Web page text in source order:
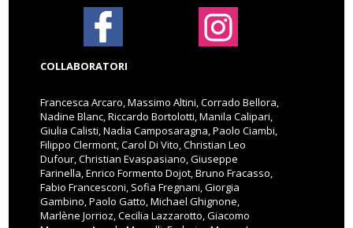
COLLABORATORI
Francesca Arcaro, Massimo Altini, Corrado Bellora,
Nadine Blanc, Riccardo Bortolotti, Manila Calipari,
Giulia Calisti, Nadia Camposaragna, Paolo Ciambi,
Filippo Clermont, Carol Di Vito, Christian Leo
Dufour, Christian Evaspasiano, Giuseppe
Farinella, Enrico Formento Dojot, Bruno Fracasso,
Fabio Francesconi, Sofia Fregnani, Giorgia
Gambino, Paolo Gatto, Michael Ghignone,
Marlène Jorrioz, Cecilia Lazzarotto, Giacomo